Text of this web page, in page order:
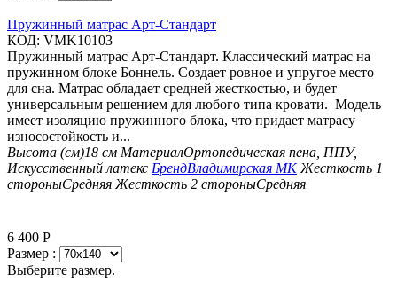
Пружинный матрас Арт-Стандарт
КОД: VMK10103
Пружинный матрас Арт-Стандарт. Классический матрас на
пружинном блоке Боннель. Создает ровное и упругое место
для сна. Матрас обладает средней жесткостью, и будет
универсальным решением для любого типа кровати. Модель
имеет изоляцию пружинного блока, что придает матрасу
износостойкость и...
Высота (см)18 см МатериалОртопедическая пена, ППУ,
Искусственный латекс БрендВладимирская МК Жесткость 1
стороныСредняя Жесткость 2 стороныСредняя
6 400 Р
Размер :
Выберите размер.